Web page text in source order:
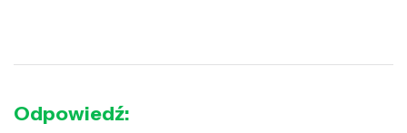
Odpowiedź: